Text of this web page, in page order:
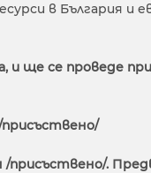
в България и
и ще се проведе
/присъствено/
/присъствено/.